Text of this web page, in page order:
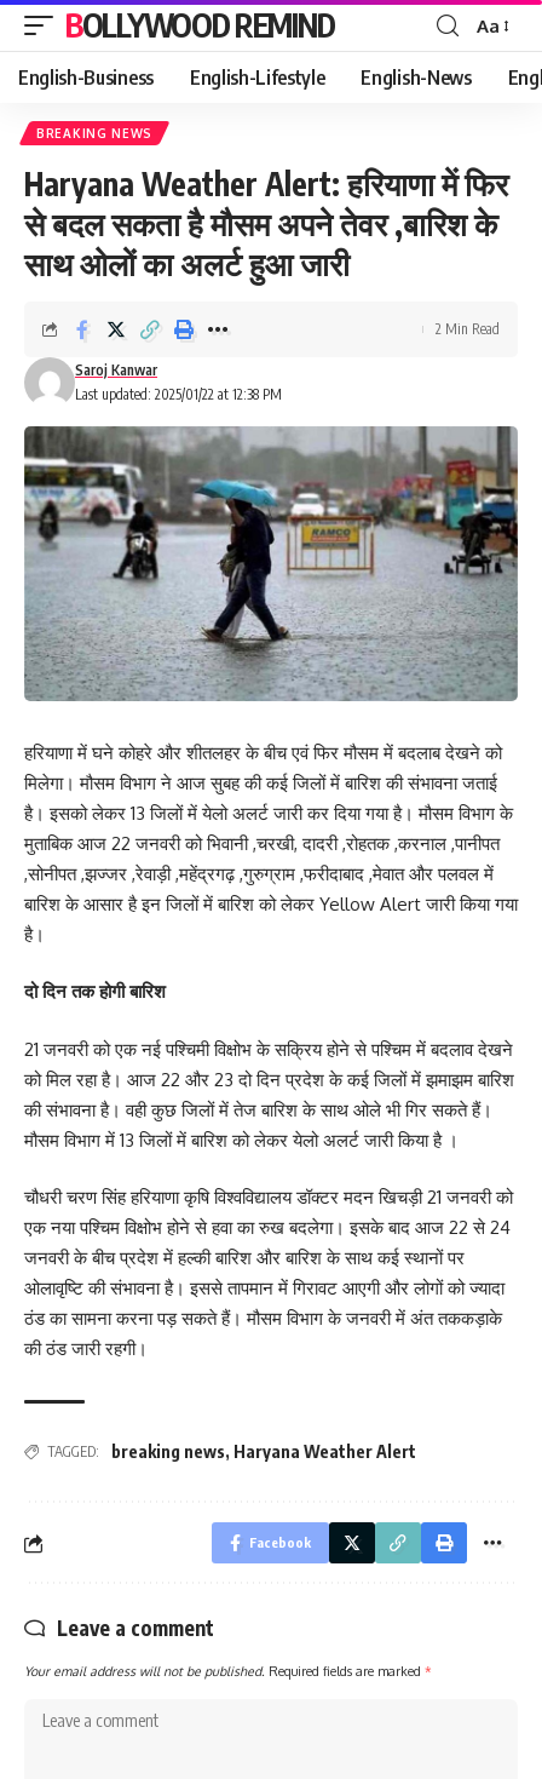
BOLLYWOOD REMIND
Font
Resizer
Aa
English-Business English-Lifestyle English-News
BREAKING NEWS
Haryana Weather Alert: हरियाणा में फिर
से बदल सकता है मौसम अपने तेवर ,बारिश के
साथ ओलों का अलर्ट हुआ जारी
Last updated: 2025/01/22 at 12:38 PM
Saroj Kanwar
2 Min Read
हरियाणा में घने कोहरे और शीतलहर के बीच एवं फिर मौसम में बदलाब देखने को
मिलेगा। मौसम विभाग ने आज सुबह की कई जिलों में बारिश की संभावना जताई
है। इसको लेकर 13 जिलों में येलो अलर्ट जारी कर दिया गया है। मौसम विभाग के
मुताबिक आज 22 जनवरी को भिवानी ,चरखी, दादरी ,रोहतक ,करनाल ,पानीपत
,सोनीपत ,झज्जर ,रेवाड़ी ,महेंद्रगढ़ ,गुरुग्राम ,फरीदाबाद ,मेवात और पलवल में
बारिश के आसार है इन जिलों में बारिश को लेकर Yellow Alert जारी किया गया
है।
दो दिन तक होगी बारिश
21 जनवरी को एक नई पश्चिमी विक्षोभ के सक्रिय होने से पश्चिम में बदलाव देखने
को मिल रहा है। आज 22 और 23 दो दिन प्रदेश के कई जिलों में झमाझम बारिश
की संभावना है। वही कुछ जिलों में तेज बारिश के साथ ओले भी गिर सकते हैं।
मौसम विभाग में 13 जिलों में बारिश को लेकर येलो अलर्ट जारी किया है ।
चौधरी चरण सिंह हरियाणा कृषि विश्वविद्यालय डॉक्टर मदन खिचड़ी 21 जनवरी को
एक नया पश्चिम विक्षोभ होने से हवा का रुख बदलेगा। इसके बाद आज 22 से 24
जनवरी के बीच प्रदेश में हल्की बारिश और बारिश के साथ कई स्थानों पर
ओलावृष्टि की संभावना है। इससे तापमान में गिरावट आएगी और लोगों को ज्यादा
ठंड का सामना करना पड़ सकते हैं। मौसम विभाग के जनवरी में अंत तककड़ाके
की ठंड जारी रहगी।
TAGGED: breaking news, Haryana Weather Alert
Facebook
Leave a comment
Your email address will not be published. Required fields are marked *